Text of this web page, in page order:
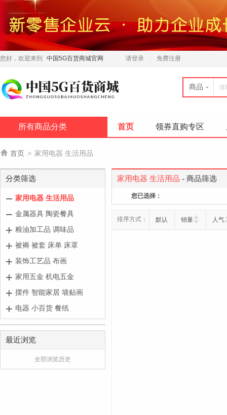
您好，欢迎来到 中国5G百货商城官网 请登录 免费注册
商品
所有商品分类 首页 领券直购专区
 首页 > 家用电器 生活用品
分类筛选
家用电器 生活用品
金属器具 陶瓷餐具
粮油加工品 调味品
被褥 被套 床单 床罩
装饰工艺品 布画
家用五金 机电五金
摆件 智能家居 墙贴画
电器 小百货 餐纸
最近浏览
全部浏览历史
家用电器 生活用品 - 商品筛选
您已选择：
排序方式： 默认 销量 人气